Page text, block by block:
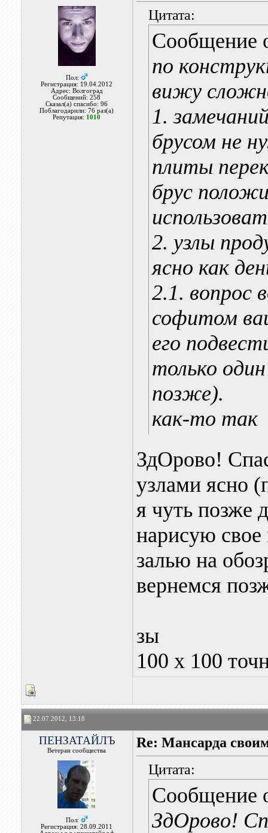
Пол:
Регистрация: 19.04.2012
Адрес: Волгоград
Сообщений: 258
Сказал(а) спасибо: 96
Поблагодарили: 76 раз(а)
Репутация: 1010
Цитата:
Сообщение
по
вижу
1.
брусом не
плиты
брус
2. узлы
ясно как
2.1. вопрос
софитом
его
только
позже).
как-то так
ЗдОрово!
узлами ясно
я чуть позже
нарисую свое
залью на
вернемся
зы
100 х 100
22.07.2012, 13:18
ПЕНЗАТАЙЛЪ
Ветеран сообщества
Пол:
Регистрация: 28.09.2011
Re: Мансарда
Цитата:
Сообщение
ЗдОрово!